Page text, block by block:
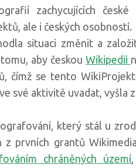
zachycujících
ale i českých osobností.
situaci změnit a
aby českou Wikipedii
čímž se tento
své aktivitě uvadat,
který stál u
prvních grantů
chráněných území